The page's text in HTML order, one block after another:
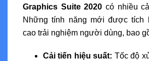
Graphics Suite 2020 có nhiều
Những tính năng mới được tích
cao trải nghiệm người dùng, bao
Cải tiến hiệu suất: Tốc độ